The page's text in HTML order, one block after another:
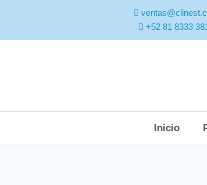
+52 81 8333
Inicio